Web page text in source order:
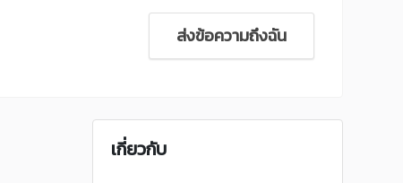
ส่งข้อความถึงฉัน
เกี่ยวกับ